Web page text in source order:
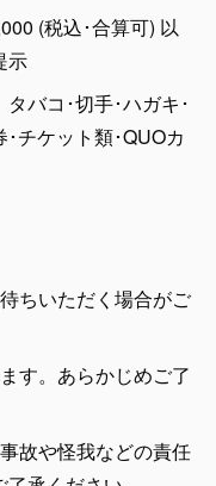
(税込･合算可) 以
示
バコ･切手･ハガキ･
チケット類･QUOカ
ちいただく場合がご
す。あらかじめご了
故や怪我などの責任